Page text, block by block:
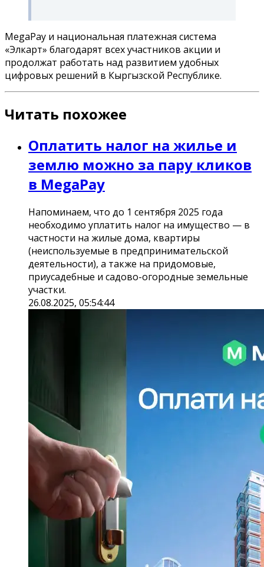
MegaPay и национальная платежная система
«Элкарт» благодарят всех участников акции и
продолжат работать над развитием удобных
цифровых решений в Кыргызской Республике.
Читать похожее
Оплатить налог на жилье и
землю можно за пару кликов
в MegaPay
Напоминаем, что до 1 сентября 2025 года
необходимо уплатить налог на имущество — в
частности на жилые дома, квартиры
(неиспользуемые в предпринимательской
деятельности), а также на придомовые,
приусадебные и садово-огородные земельные
участки.
26.08.2025, 05:54:44